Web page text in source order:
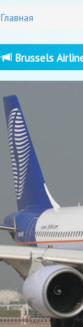
Главная
Brussels